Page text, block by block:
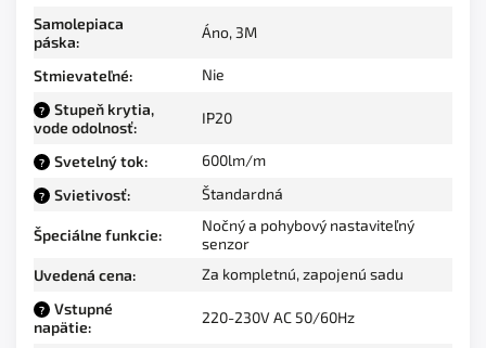
Samolepiaca
páska:
Áno, 3M
Stmievateľné: Nie
?
Stupeň krytia,
vode odolnosť:
IP20
? Svetelný tok: 600lm/m
? Svietivosť: Štandardná
Špeciálne funkcie:
Nočný a pohybový nastaviteľný
senzor
Uvedená cena: Za kompletnú, zapojenú sadu
?
Vstupné
napätie:
220-230V AC 50/60Hz